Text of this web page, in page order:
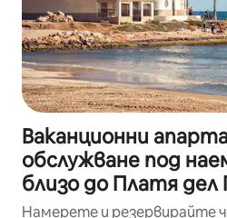
Ваканционни
обслужване под
близо до Платя
Намерете и резервирайте